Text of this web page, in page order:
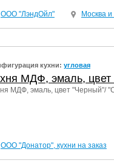
ООО "ЛэндОйл" Москва и
кухни: угловая
МДФ, эмаль,
МДФ, эмаль, цвет "Черный"/
ООО "Донатор", кухни на заказ